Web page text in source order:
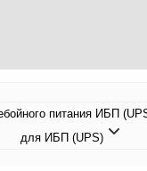
питания ИБП
для ИБП (UPS)